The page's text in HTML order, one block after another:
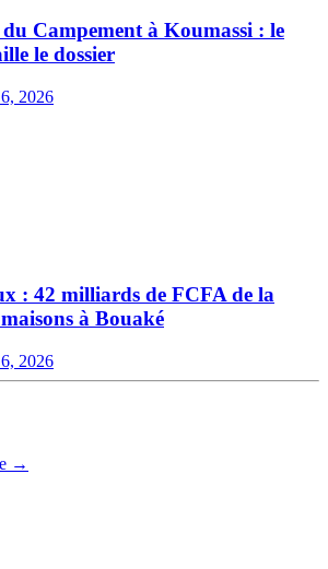
du Campement à Koumassi : le
le dossier
2026
: 42 milliards de FCFA de la
à Bouaké
2026
→